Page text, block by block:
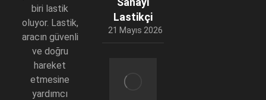
biri lastik
oluyor. Lastik,
aracın güvenli
ve doğru
hareket
etmesine
yardımcı
Lastikçi
21 Mayıs 2026